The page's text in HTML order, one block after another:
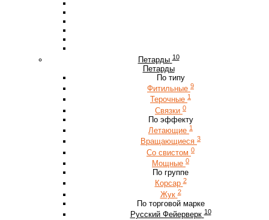
Петарды 10
Петарды
По типу
Фитильные 9
Терочные 1
Связки 0
По эффекту
Летающие 1
Вращающиеся 3
Со свистом 0
Мощные 0
По группе
Корсар 2
Жук 2
По торговой марке
Русский Фейерверк 10